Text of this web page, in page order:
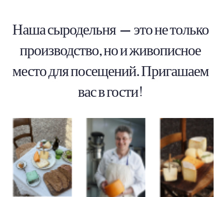
Наша сыродельня — это не только
производство, но и живописное
место для посещений. Пригашаем
вас в гости!